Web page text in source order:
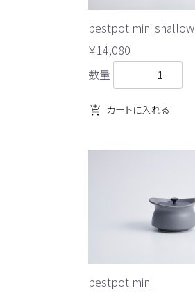
bestpot mini shallow
￥14,080
数量
カートに入れる
bestpot mini